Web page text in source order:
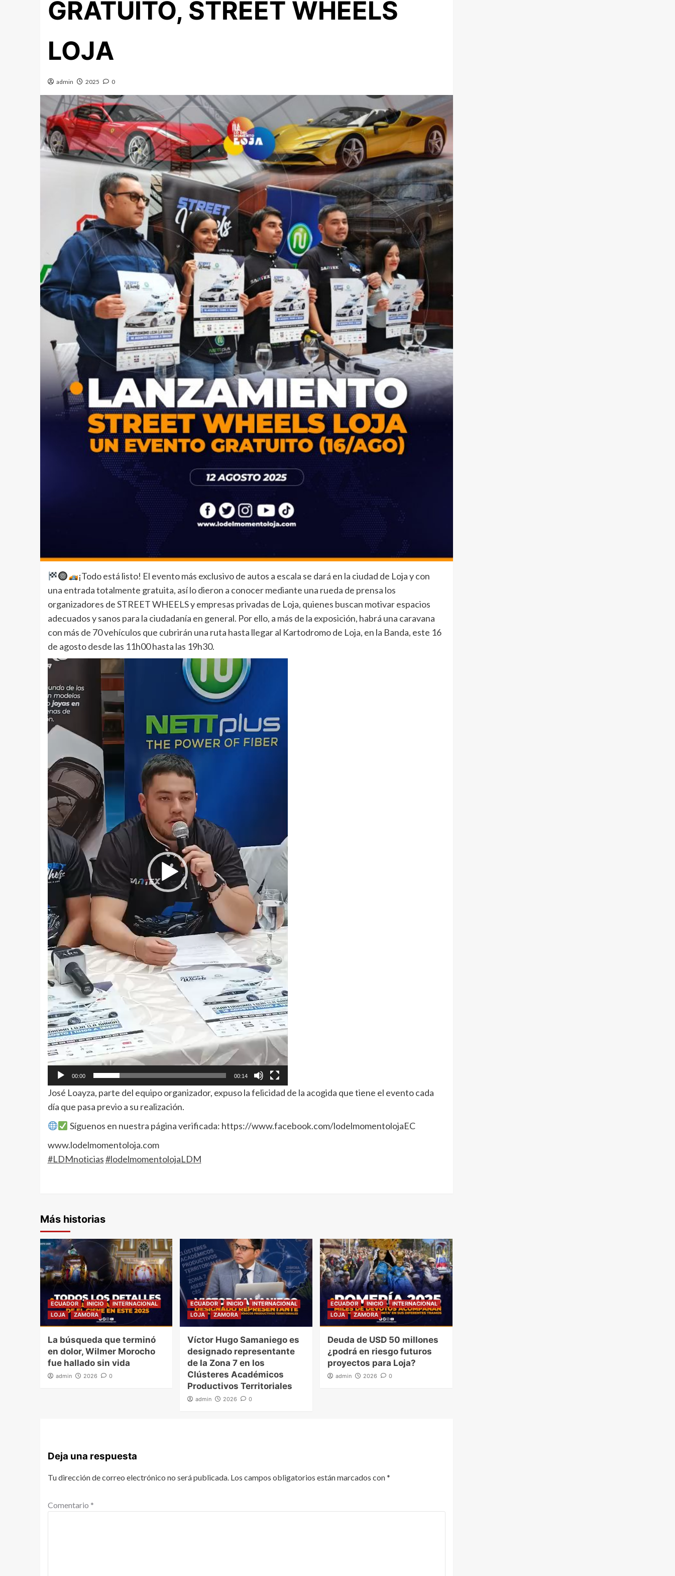
GRATUITO, STREET WHEELS
LOJA
admin 2025 0
¡Todo está listo! El evento más exclusivo de autos a escala se dará en la ciudad de Loja y con
una entrada totalmente gratuita, así lo dieron a conocer mediante una rueda de prensa los
organizadores de STREET WHEELS y empresas privadas de Loja, quienes buscan motivar espacios
adecuados y sanos para la ciudadanía en general. Por ello, a más de la exposición, habrá una caravana
con más de 70 vehículos que cubrirán una ruta hasta llegar al Kartodromo de Loja, en la Banda, este 16
de agosto desde las 11h00 hasta las 19h30.
Reproductor
vídeo
00:00 00:14
José Loayza, parte del equipo organizador, expuso la felicidad de la acogida que tiene el evento cada
día que pasa previo a su realización.
Síguenos en nuestra página verificada: https://www.facebook.com/lodelmomentolojaEC
www.lodelmomentoloja.com
#LDMnoticias#lodelmomentolojaLDM
Más historias
ECUADOR INICIO
INTERNACIONAL
LOJA
ZAMORA
La búsqueda que terminó
en dolor, Wilmer Morocho
fue hallado sin vida
admin 2026 0
ECUADOR INICIO
INTERNACIONAL
LOJA
ZAMORA
Víctor Hugo Samaniego es
designado representante
de la Zona 7 en los
Clústeres Académicos
Productivos Territoriales
admin 2026 0
ECUADOR INICIO
INTERNACIONAL
LOJA
ZAMORA
Deuda de USD 50 millones
¿podrá en riesgo futuros
proyectos para Loja?
admin 2026 0
Deja una respuesta
Tu dirección de correo electrónico no será publicada. Los campos obligatorios están marcados con*
Comentario *